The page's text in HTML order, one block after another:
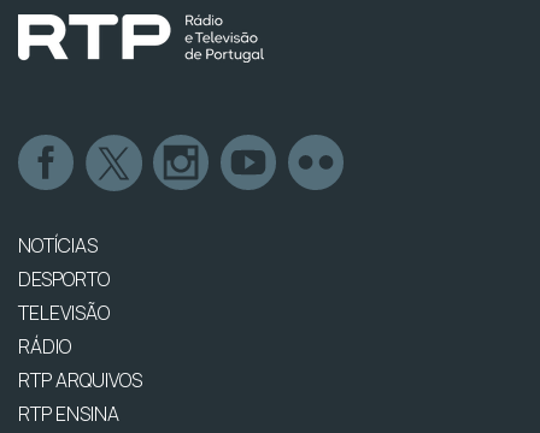
NOTÍCIAS
DESPORTO
TELEVISÃO
RÁDIO
RTP ARQUIVOS
RTP ENSINA